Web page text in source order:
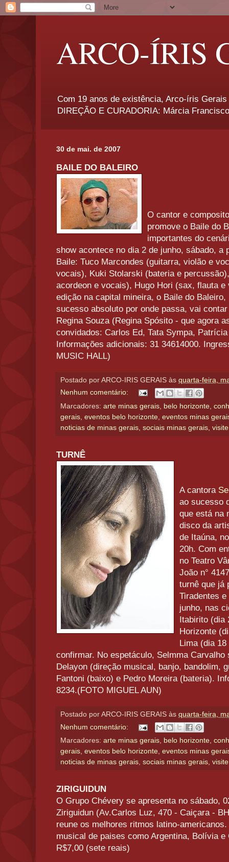
ARCO-ÍRIS
Com 19 anos de existência, Arco-íris
DIREÇÃO E CURADORIA: Márcia
30 de mai. de 2007
BAILE DO BALEIRO
O cantor e
promove o Baile do
importantes do
show acontece no dia 2 de junho, sábado, a
Baile: Tuco Marcondes (guitarra, violão e
vocais), Kuki Stolarski (bateria e
acordeon e vocais), Hugo Hori (sax, flauta
edição na capital mineira, o Baile do
sucesso absoluto por onde passa, vai
Regina Souza (Regina Spósito - que agora
convidados: Carlos Ed, Tata Sympa,
Informações adicionais: 31 34614000.
MUSIC HALL)
Postado por ARCO-IRIS GERAIS às quarta-feira,
Nenhum comentário:
Marcadores: arte minas gerais belo horizonte
gerais eventos belo horizonte eventos minas
noticias de minas gerais sociais minas gerais
TURNÊ
A cantora
ao sucesso
que está na
disco da
de Itaúna,
20h. Com
no Teatro
João n°
turnê que já
Tiradentes
junho, nas
Itabirito (dia
Horizonte
Lima (dia
confirmar. No espetáculo, Selmma Carvalho
Delayon (direção musical, banjo, bandolim,
Fantoni (baixo) e Pedro Moreira (bateria).
8234.(FOTO MIGUEL AUN)
Postado por ARCO-IRIS GERAIS às quarta-feira,
Nenhum comentário:
Marcadores: arte minas gerais, belo horizonte,
gerais, eventos belo horizonte, eventos minas
noticias de minas gerais, sociais minas gerais,
ZIRIGUIDUN
O Grupo Chévery se apresenta no sábado,
Ziriguidun (Av.Carlos Luz, 470 - Caiçara -
reune os melhores ritmos latino-
musical de paises como Argentina, Bolívia
R$7,00 (sete reais)